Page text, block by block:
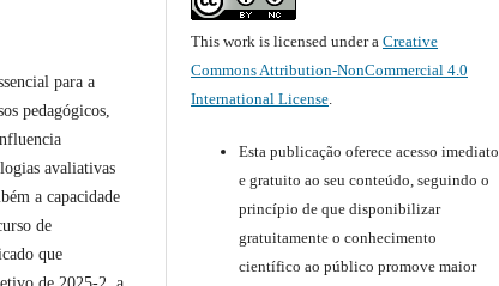
para a
pedagógicos,
avaliativas
a capacidade
de
que
This work is licensed under aCreative
Commons Attribution-NonCommercial 4.0
International License.
Esta publicação oferece acesso imediato
e gratuito ao seu conteúdo, seguindo o
princípio de que disponibilizar
gratuitamente o conhecimento
científico ao público promove maior